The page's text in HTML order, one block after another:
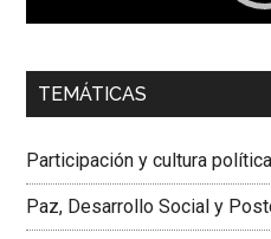
00:00
Dra. Carolina Corcho Mejía,
Colombiana
TEMÁTICAS
Participación y cultura política
Paz, Desarrollo Social y